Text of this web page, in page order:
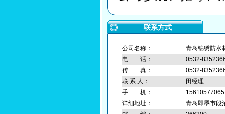
联系方式
公司名称：
青岛锦绣防水
电 话：
0532-
传 真：
0532-
联 系 人：
田经理
手 机：
15610577065
详细地址：
青岛即墨市段